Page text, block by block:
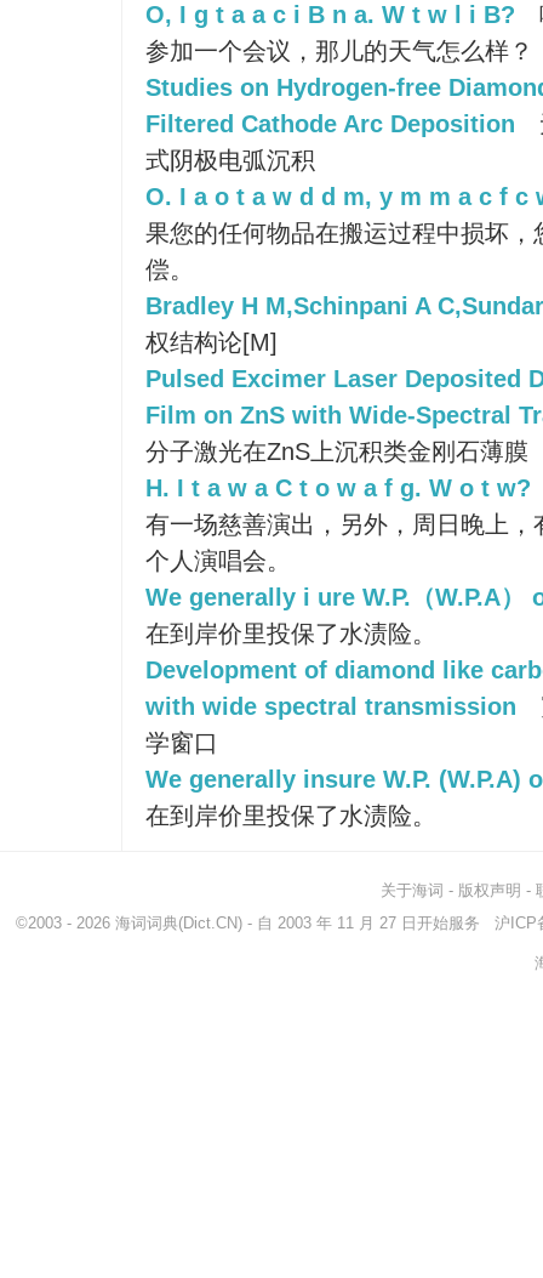
O, I g t a a c i B n a. W t w l i B?
参加一个会议，那儿的天气怎么样？
Studies on Hydrogen-free
Filtered Cathode Arc Deposition
式阴极电弧沉积
O. I a o t a w d d m, y m m a c f c
果您的任何物品在搬运过程中损坏
偿。
Bradley H M,Schinpani A
权结构论[M]
Pulsed Excimer Laser Deposited
Film on ZnS with Wide-Spectral
分子激光在ZnS上沉积类金刚石薄膜
H. I t a w a C t o w a f g. W o t w?
有一场慈善演出，另外，周日晚上
个人演唱会。
We generally i ure W.P.（W.P.A）
在到岸价里投保了水渍险。
Development of diamond like
with wide spectral transmission
学窗口
We generally insure W.P. (W.P.A)
在到岸价里投保了水渍险。
关于海词 - 版权声明 -
©2003 - 2026 海词词典(Dict.CN) - 自 2003 年 11 月 27 日开始服务 沪ICP